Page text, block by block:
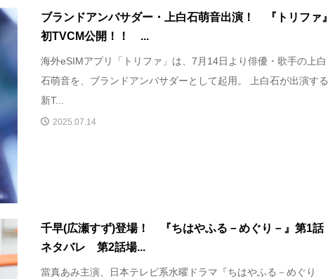
ブランドアンバサダー・上白石萌音出演！ 『トリファ』
初TVCM公開！！ ...
海外eSIMアプリ「トリファ」は、7月14日より俳優・歌手の上白
石萌音を、ブランドアンバサダーとして起用。 上白石が出演する
新T...
2025.07.14
千早(広瀬すず)登場！ 『ちはやふる－めぐり－』第1話
ネタバレ 第2話場...
當真あみ主演、日本テレビ系水曜ドラマ『ちはやふる－めぐり